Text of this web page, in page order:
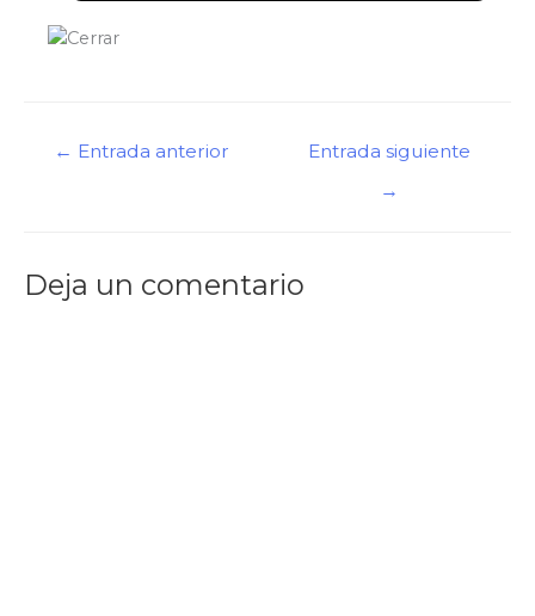
Navegación
← Entrada anterior
Entrada siguiente
→
Deja un comentario